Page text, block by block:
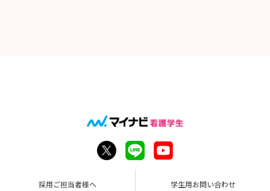
採用ご担当者様へ 学生用お問い合わせ